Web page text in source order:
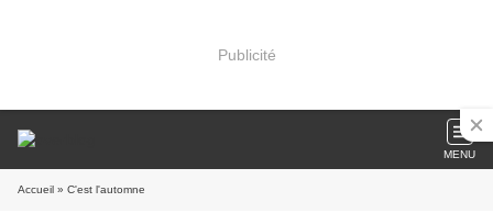
Publicité
MENU
Accueil » C'est l'automne